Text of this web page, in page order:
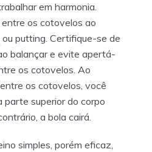
em harmonia.
os cotovelos ao
putting. Certifique-se de
balançar e evite apertá-
os cotovelos. Ao
os cotovelos, você
parte superior do corpo
a bola cairá.
simples, porém eficaz,